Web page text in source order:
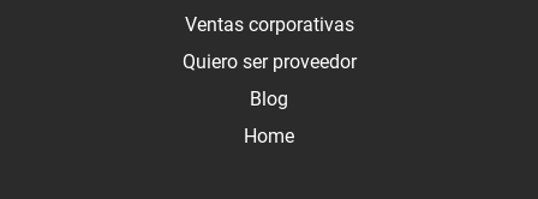
Ventas corporativas
Quiero ser proveedor
Blog
Home